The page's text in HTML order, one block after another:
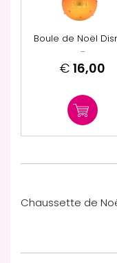
Boule de Noël
...
€ 16,00
Chaussette de